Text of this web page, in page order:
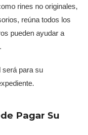
rines no originales,
reúna todos los
pueden ayudar a
será para su
Pagar Su